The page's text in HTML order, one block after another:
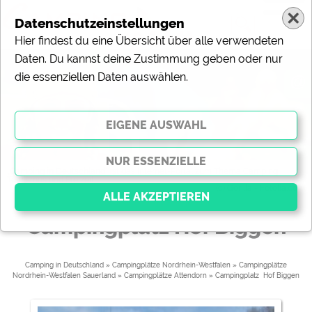
„Camping in Deutschland“ ist das Internet-Portal zum Thema Camping,
Tourismus und Freizeit.
(c) Gorilla - Fotolia.com
Campingplatz Hof Biggen
Camping in Deutschland » Campingplätze Nordrhein-Westfalen » Campingplätze
Nordrhein-Westfalen Sauerland » Campingplätze Attendorn » Campingplatz  Hof Biggen
Um
Datenschutzeinstellungen
Hier findest du eine Übersicht über alle verwendeten
Daten. Du kannst deine Zustimmung geben oder nur
die essenziellen Daten auswählen.
Essenzielle Cookies ermöglichen grundlegende
Funktionen und sind für die einwandfreie Funktion der